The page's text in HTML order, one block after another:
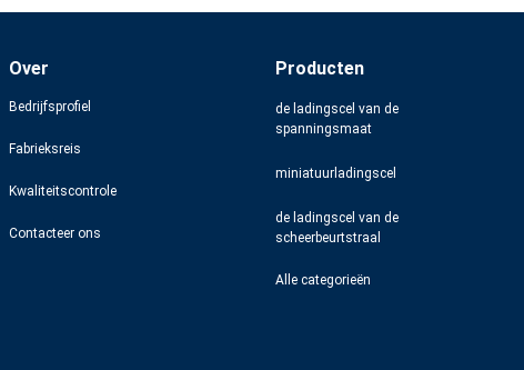
Over
Bedrijfsprofiel
Fabrieksreis
Kwaliteitscontrole
Contacteer ons
Producten
de ladingscel van de
spanningsmaat
miniatuurladingscel
de ladingscel van de
scheerbeurtstraal
Alle categorieën